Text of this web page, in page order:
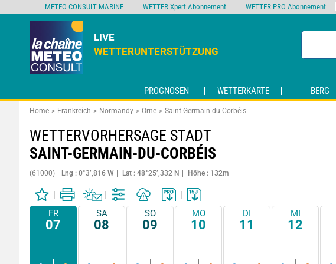
LIVE
WETTERUNTERSTÜTZUNG
PROGNOSEN WETTERKARTE BERG
Home Frankreich Normandy Orne Saint-Germain-du-Corbéis
WETTERVORHERSAGE STADT
SAINT-GERMAIN-DU-CORBÉIS
(61000) Lng : 0°3’,816 W Lat : 48°25’,332 N Höhe : 132m
FR
07
SA
08
SO
09
MO
10
DI
11
MI
12
METEO CONSULT MARINE WETTER Xpert Abonnement WETTER PRO Abonnement